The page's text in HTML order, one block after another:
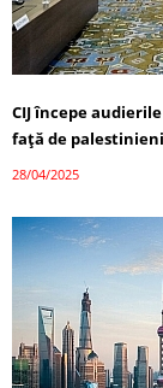
CIJ începe
față de palestinieni
28/04/2025